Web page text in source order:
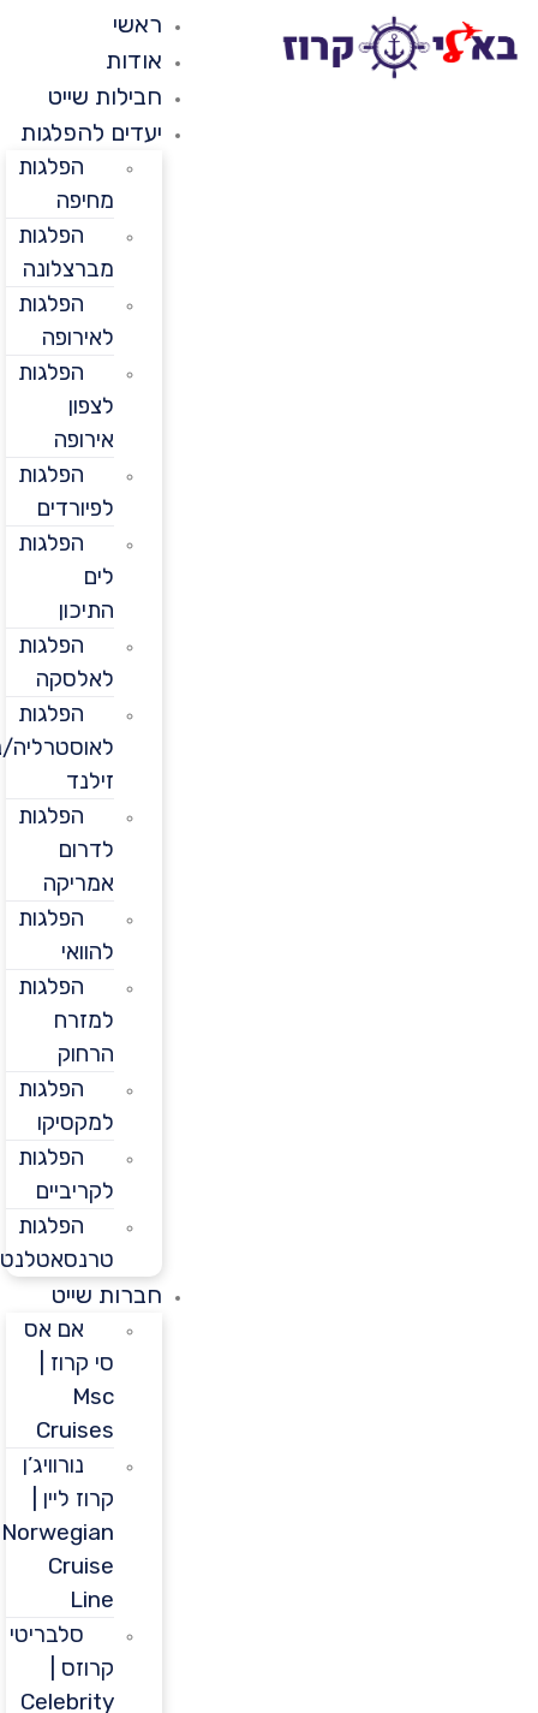
ראשי
אודות
חבילות שייט
יעדים להפלגות
הפלגות
מחיפה
הפלגות
מברצלונה
הפלגות
לאירופה
הפלגות
אירופה
הפלגות
לפיורדים
הפלגות
התיכון
הפלגות
לאלסקה
הפלגות
לאוסטרליה/ניו
הפלגות
לדרום
אמריקה
הפלגות
הפלגות
למזרח
הרחוק
הפלגות
למקסיקו
הפלגות
לקריביים
הפלגות
טרנסאטלנטיות
חברות שייט
אם אס
סי קרוז |
Cruises
נורוויג’ן
קרוז ליין |
Norwegian
Cruise
סלבריטי
קרוזס |
Celebrity